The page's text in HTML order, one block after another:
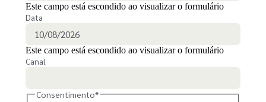
Este campo está escondido ao visualizar o formulário
Data
Este campo está escondido ao visualizar o formulário
Canal
Consentimento*